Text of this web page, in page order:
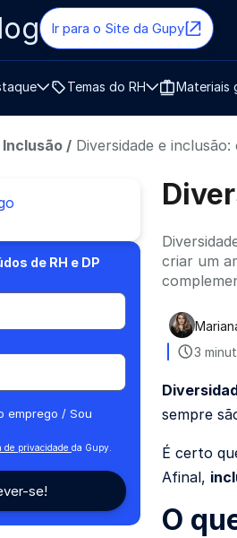
Ir para o Site da Gupy
Temas do RH Materiais
/ Diversidade e
de RH e DP
emprego / Sou
de privacidade da Gupy.
criar um
3
sempre
É certo
Afinal,
O